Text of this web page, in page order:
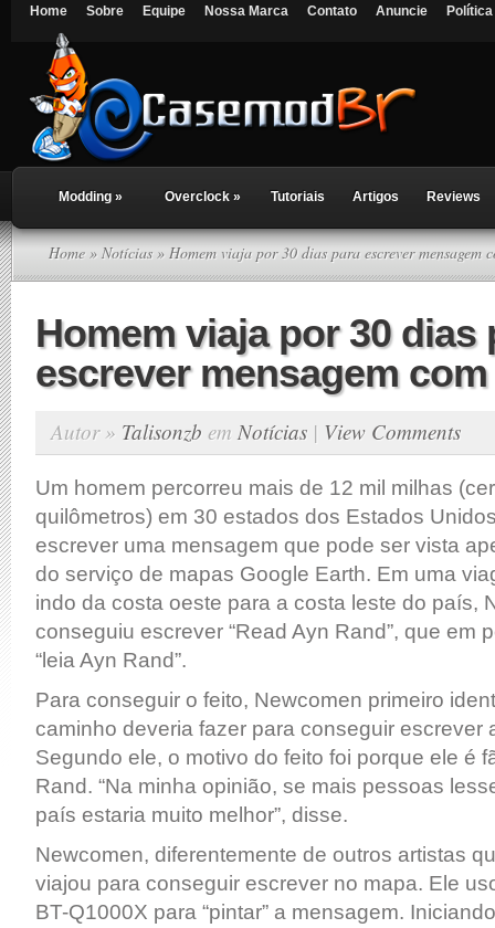
Home Sobre Equipe Nossa Marca Contato Anuncie
Modding » Overclock » Tutoriais Artigos Reviews
Home » Notícias» Homem viaja por 30 dias para escrever mensagem
Homem viaja por 30 dias
escrever mensagem com
Autor » Talisonzb em Notícias | View Comments
Um homem percorreu mais de 12 mil milhas
quilômetros) em 30 estados dos Estados
escrever uma mensagem que pode ser vista
do serviço de mapas Google Earth. Em uma
indo da costa oeste para a costa leste do país,
conseguiu escrever “Read Ayn Rand”, que em
“leia Ayn Rand”.
Para conseguir o feito, Newcomen primeiro
caminho deveria fazer para conseguir escrever
Segundo ele, o motivo do feito foi porque ele é
Rand. “Na minha opinião, se mais pessoas
país estaria muito melhor”, disse.
Newcomen, diferentemente de outros artistas
viajou para conseguir escrever no mapa. Ele
BT-Q1000X para “pintar” a mensagem.